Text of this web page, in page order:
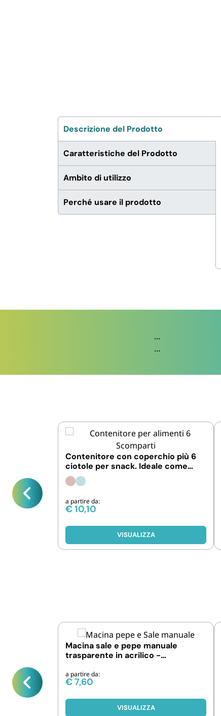
FORNITURE SETTORE
HO.RE.CA
BIODEGRADABILE
Descrizione del Prodotto
Caratteristiche del Prodotto
Ambito di utilizzo
Perché usare il prodotto
...
...
Contenitore con coperchio più 6
ciotole per snack. Ideale come
antipastiera
a partire da:
€10,10
VISUALIZZA
Macina sale e pepe manuale
trasparente in acrilico -
a partire da:
€7,60
VISUALIZZA